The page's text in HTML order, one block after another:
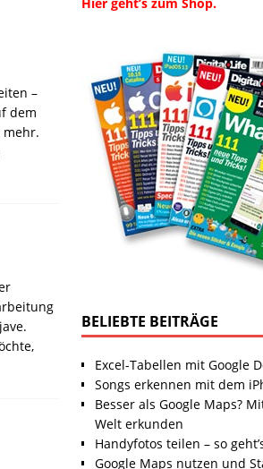
–
dem
BELIEBTE BEITRÄGE
Excel-Tabellen mit Google
Songs erkennen mit dem
Besser als Google Maps?
Welt erkunden
Handyfotos teilen – so
Google Maps nutzen und